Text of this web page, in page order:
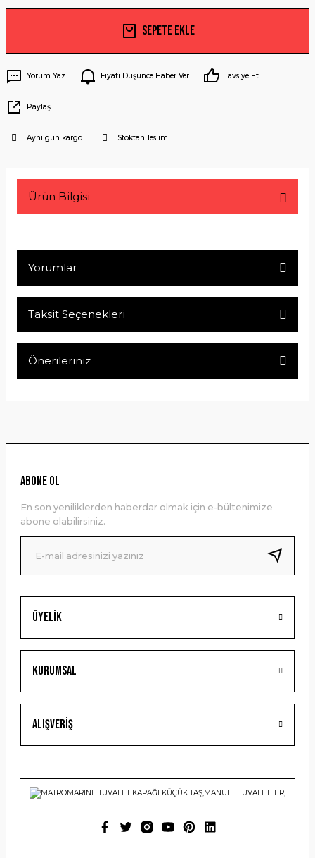
Sepete Ekle
Yorum Yaz Fiyatı Düşünce Haber Ver Tavsiye Et
Paylaş
Aynı gün kargo Stoktan Teslim
Ürün Bilgisi
Yorumlar
Taksit Seçenekleri
Önerileriniz
Ürün resmi kalitesiz, bozuk veya görüntülenemiyor.
Ürün bilgilerinde hatalar bulunuyor.
Ürün fiyatı diğer sitelerden daha pahalı.
Bu ürüne benzer farklı alternatifler olmalı.
Gönder
Üyelik
Kurumsal
Alışveriş
ABONE OL
En son yeniliklerden haberdar olmak için e-bültenimize
abone olabilirsiniz.